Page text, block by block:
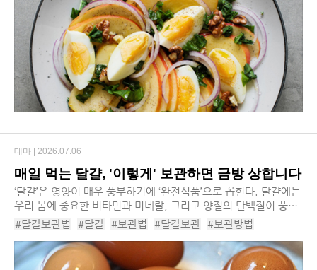
#천연위고비종류 #달걀 #올리브오일 #사과 #불포화지방
#탄단지
#위고비식단 #천연위고비섭취타이밍
#천연위고비섭취순서 #천연위고비레시피
매일 먹는 달걀, '이렇게' 보관하면 금방 상합니다
​‘달걀’은 영양이 매우 풍부하기에 ‘완전식품’으로 꼽힌다. 달걀에는
우리 몸에 중요한 비타민과 미네랄, 그리고 양질의 단백질이 풍부
하게 함유돼 있다. 또한 뼈와 세포 성장에 필수적인 비타민D를 풍
#달걀보관법 #달걀 #보관법 #달걀보관 #보관방법
#달걀보관주의사항 #계란보관법 #달걀섭취 #달걀조리
#달걀껍질
#달걀껍질세균 #달걀냉장보관
#달걀냉동보관
테마 | 2026.07.06